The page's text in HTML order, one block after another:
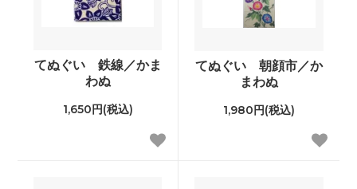
てぬぐい 鉄線／かま
わぬ
1,650円(税込)
てぬぐい 朝顔市／か
まわぬ
1,980円(税込)